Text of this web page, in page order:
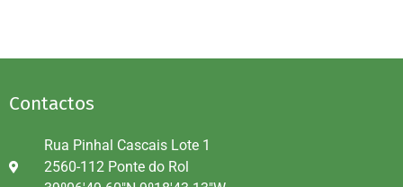
Contactos
Rua Pinhal Cascais Lote 1
2560-112 Ponte do Rol